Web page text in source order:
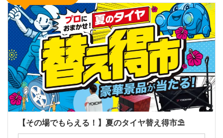
【その場でもらえる！】夏のタイヤ替え得市⛱